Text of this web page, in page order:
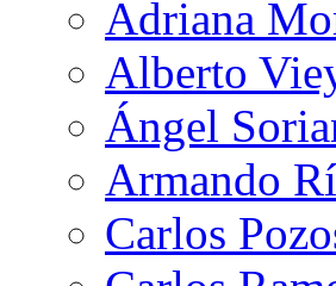
Adriana
Alberto
Ángel
Armando
Carlos